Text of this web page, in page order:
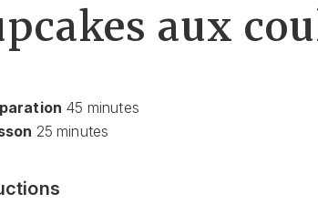
aux
45 minutes
25minutes